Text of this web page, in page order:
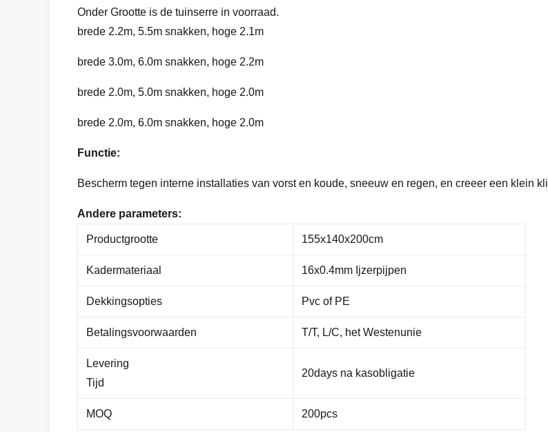
Onder Grootte is de tuinserre in voorraad.
brede 2.2m, 5.5m snakken, hoge 2.1m
brede 3.0m, 6.0m snakken, hoge 2.2m
brede 2.0m, 5.0m snakken, hoge 2.0m
brede 2.0m, 6.0m snakken, hoge 2.0m
Functie:
Bescherm tegen interne installaties van vorst en koude, sneeuw en regen, en creeer een klein
Andere parameters:
Productgrootte 155x140x200cm
Kadermateriaal 16x0.4mm Ijzerpijpen
Dekkingsopties Pvc of PE
Betalingsvoorwaarden T/T, L/C, het Westenunie
Levering
Tijd
20days na kasobligatie
MOQ 200pcs